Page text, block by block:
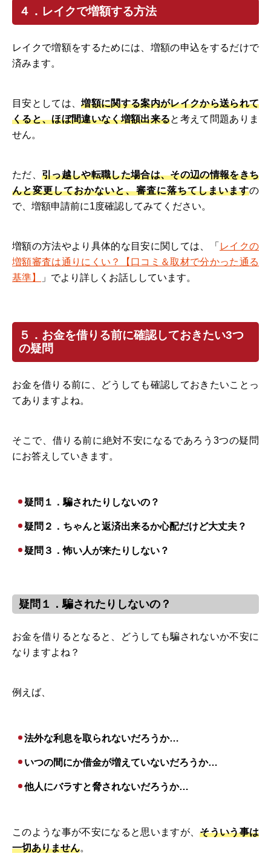
４．レイクで増額する方法
レイクで増額をするためには、増額の申込をするだけで
済みます。
目安としては、増額に関する案内がレイクから送られて
くると、ほぼ間違いなく増額出来ると考えて問題ありま
せん。
ただ、 引っ越しや転職した場合は、その辺の情報をきち
んと変更しておかないと、審査に落ちてしまいますの
で、増額申請前に1度確認してみてください。
増額の方法やより具体的な目安に関しては、「 レイクの
増額審査は通りにくい？【口コミ＆取材で分かった通る
基準】
」でより詳しくお話ししています。
５．お金を借りる前に確認しておきたい3つ
の疑問
お金を借りる前に、どうしても確認しておきたいことっ
てありますよね。
そこで、借りる前に絶対不安になるであろう3つの疑問
にお答えしていきます。
疑問１．騙されたりしないの？
疑問２．ちゃんと返済出来るか心配だけど大丈夫？
疑問３．怖い人が来たりしない？
疑問１．騙されたりしないの？
お金を借りるとなると、どうしても騙されないか不安に
なりますよね？
例えば、
法外な利息を取られないだろうか…
いつの間にか借金が増えていないだろうか…
他人にバラすと脅されないだろうか…
このような事が不安になると思いますが、そういう事は
一切ありません。